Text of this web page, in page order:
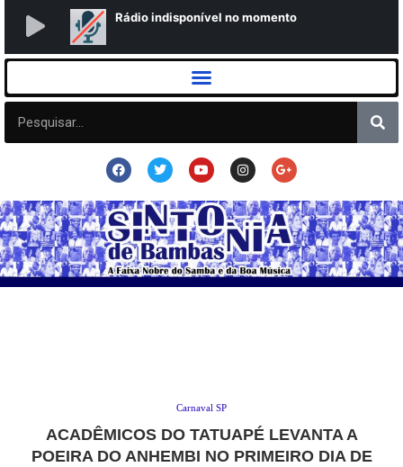
Carnaval SP
ACADÊMICOS DO TATUAPÉ LEVANTA A
POEIRA DO ANHEMBI NO PRIMEIRO DIA DE